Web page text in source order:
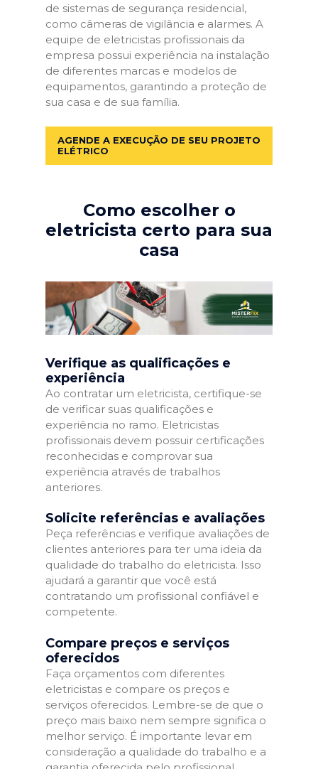
de sistemas de segurança residencial,
como câmeras de vigilância e alarmes. A
equipe de eletricistas profissionais da
empresa possui experiência na instalação
de diferentes marcas e modelos de
equipamentos, garantindo a proteção de
sua casa e de sua família.
AGENDE A EXECUÇÃO DE SEU PROJETO
ELÉTRICO
Como escolher o
eletricista certo para sua
casa
Verifique as qualificações e
experiência
Ao contratar um eletricista, certifique-se
de verificar suas qualificações e
experiência no ramo. Eletricistas
profissionais devem possuir certificações
reconhecidas e comprovar sua
experiência através de trabalhos
anteriores.
Solicite referências e avaliações
Peça referências e verifique avaliações de
clientes anteriores para ter uma ideia da
qualidade do trabalho do eletricista. Isso
ajudará a garantir que você está
contratando um profissional confiável e
competente.
Compare preços e serviços
oferecidos
Faça orçamentos com diferentes
eletricistas e compare os preços e
serviços oferecidos. Lembre-se de que o
preço mais baixo nem sempre significa o
melhor serviço. É importante levar em
consideração a qualidade do trabalho e a